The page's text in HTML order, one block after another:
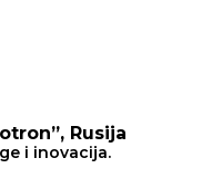
Rusija
i inovacija.